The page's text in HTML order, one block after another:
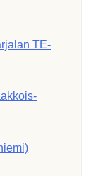
TE-